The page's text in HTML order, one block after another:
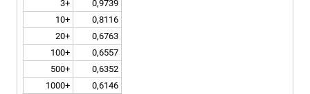
3+
0,9739
10+
0,8116
20+
0,6763
100+
0,6557
500+
0,6352
1000+
0,6146